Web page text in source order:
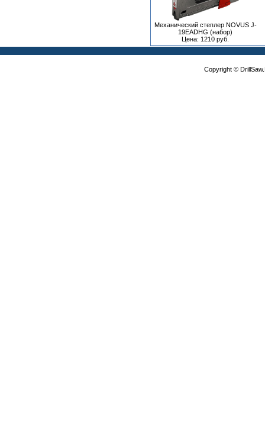
Механический степлер NOVUS J-
19EADHG (набор)
Цена: 1210 руб.
Copyright ©